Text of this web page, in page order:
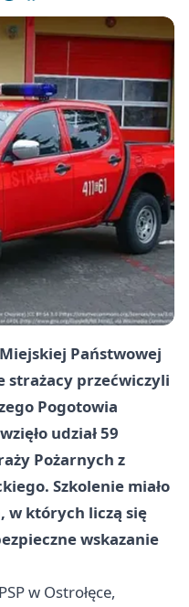
Państwowej
strażacy przećwiczyli
Pogotowia
udział59
Pożarnych z
Szkolenie miało
w których liczą się
wskazanie
w Ostrołęce,